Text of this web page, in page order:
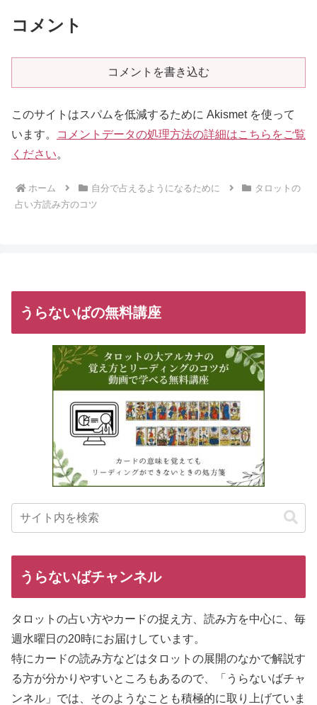
コメント
コメントを書き込む
このサイトはスパムを低減するために Akismet を使って
います。
コメントデータの処理方法の詳細はこちらをご覧
ください。
ホーム 自分で占えるようになるために
タロットの
占い方読み方のコツ
うらないばの無料講座
うらないばチャンネル
タロットの占い方やカードの捉え方、読み方を中心に、毎
週水曜日の20時にお届けしています。
特にカードの読み方などはタロットの展開のなかで解説す
る方が分かりやすいところもあるので、「うらないばチャ
ンネル」では、そのようなことも積極的に取り上げていま